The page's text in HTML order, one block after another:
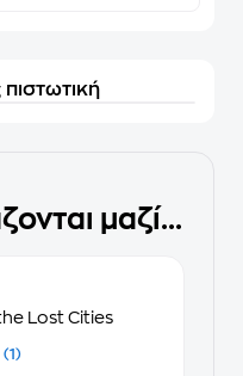
μαζί...
Lost Cities
(1)